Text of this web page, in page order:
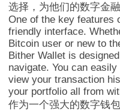
选择，为他们的数字金
One of the key features
friendly interface.
Bitcoin user or new to
Bither Wallet is
navigate. You can
view your transaction
your portfolio all from
作为一个强大的数字钱